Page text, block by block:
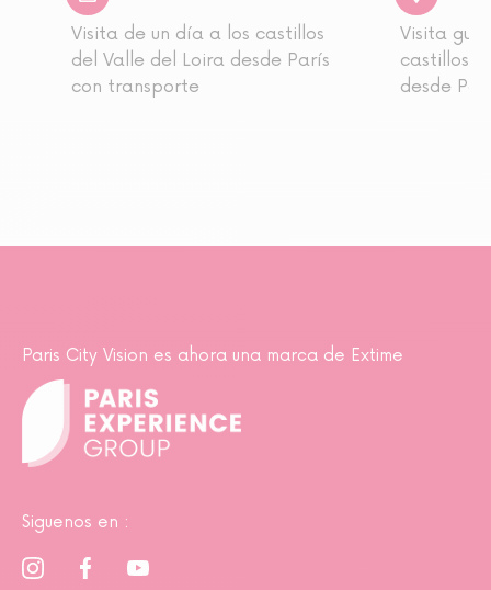
Visita de un día a los castillos
del Valle del Loira desde París
con transporte
Visita
castillos
desde
Paris City Vision es ahora una marca de Extime
Siguenos en :